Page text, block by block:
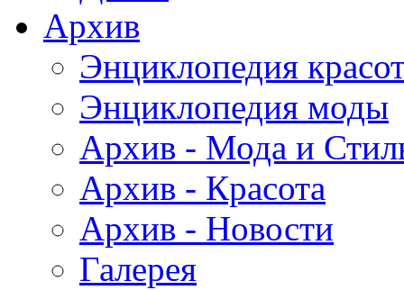
Архив
Энциклопедия
Энциклопедия моды
Архив - Мода и
Архив - Красота
Архив - Новости
Галерея